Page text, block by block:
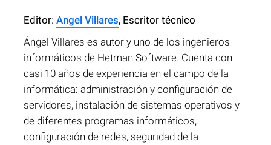
Editor: Angel Villares, Escritor técnico
Ángel Villares es autor y uno de los ingenieros
informáticos de Hetman Software. Cuenta con
casi 10 años de experiencia en el campo de la
informática: administración y configuración de
servidores, instalación de sistemas operativos y
de diferentes programas informáticos,
configuración de redes, seguridad de la